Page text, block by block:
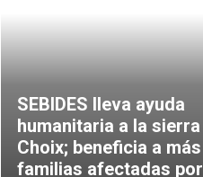
SEBIDES lleva ayuda
humanitaria a la
Choix; beneficia a
familias afectadas